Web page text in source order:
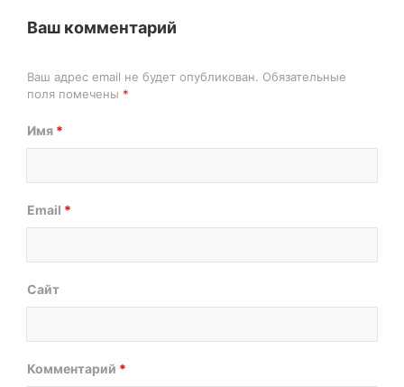
Ваш комментарий
Ваш адрес email не будет опубликован. Обязательные
поля помечены *
Имя *
Email *
Сайт
Комментарий *